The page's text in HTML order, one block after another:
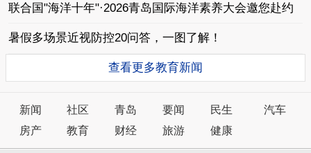
联合国"海洋十年"·2026青岛国际海洋素养大会邀您赴约
暑假多场景近视防控20问答，一图了解！
查看更多教育新闻
新闻 社区 青岛 要闻 民生
汽车
房产
教育 财经 旅游 健康